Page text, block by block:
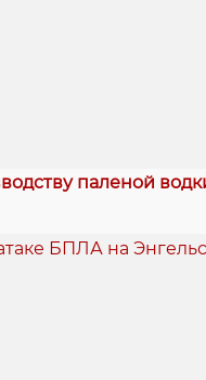
паленой